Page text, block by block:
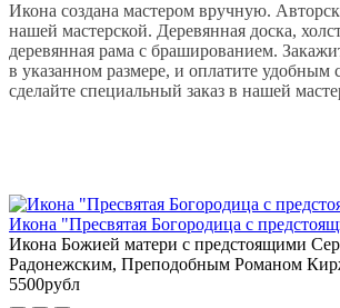
Икона создана мастером вручную.
нашей мастерской. Деревянная доска,
деревянная рама с брашированием.
в указанном размере, и оплатите удобным
сделайте специальный заказ в нашей
Икона "Пресвятая Богородица с
Икона Божией матери с предстоящими
Радонежским, Преподобным Романом
5500рубл